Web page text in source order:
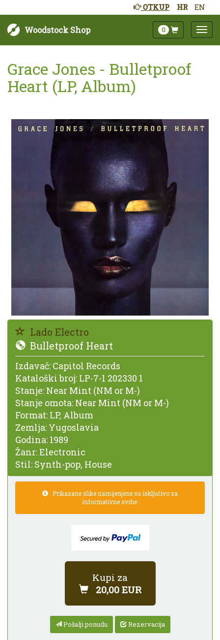
HR EN
OTKUP
Woodstock Shop 0
Grace Jones - Bulletproof
Heart (LP, Album)
Lado Electro
Bulletproof Heart
Izdavač: Capitol Records
Kataloški broj: LP-7-1 202330 1
Stanje: Near Mint (NM or M-)
Stanje omota: Near Mint (NM or M-)
Format: LP, Album
Zemlja: Yugoslavia
Godina: 1989
Žanr:Electronic
Stil: Synth-pop, House
Prikazane slike namijenjene su isključivo za
informativne svrhe.
Kupi za
20,00 EUR
Pošalji ponudu Rezervacija